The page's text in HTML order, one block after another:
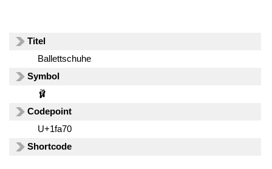
Titel
Ballettschuhe
Symbol
🩰
Codepoint
U+1fa70
Shortcode